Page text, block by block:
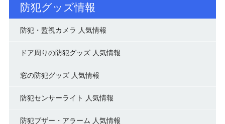
防犯グッズ情報
防犯・監視カメラ 人気情報
ドア周りの防犯グッズ 人気情報
窓の防犯グッズ 人気情報
防犯センサーライト 人気情報
防犯ブザー・アラーム 人気情報